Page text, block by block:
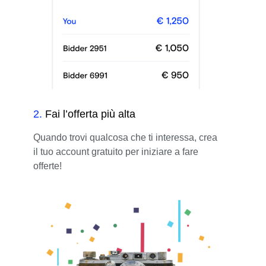
2. Fai l’offerta più alta
Quando trovi qualcosa che ti interessa, crea
il tuo account gratuito per iniziare a fare
offerte!